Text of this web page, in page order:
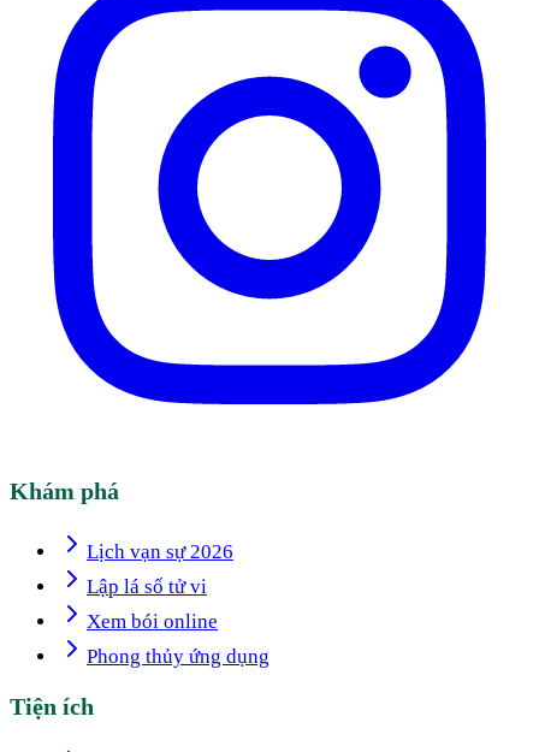
Khám phá
Lịch vạn sự 2026
Lập lá số tử vi
Xem bói online
Phong thủy ứng dụng
Tiện ích